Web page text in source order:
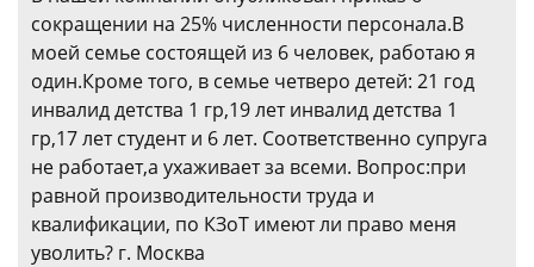
сокращении на 25% численности персонала.В
моей семье состоящей из 6 человек, работаю я
один.Кроме того, в семье четверо детей: 21 год
инвалид детства 1 гр,19 лет инвалид детства 1
гр,17 лет студент и 6 лет. Соответственно супруга
не работает,а ухаживает за всеми. Вопрос:при
равной производительности труда и
квалификации, по КЗоТ имеют ли право меня
уволить? г. Москва